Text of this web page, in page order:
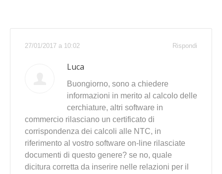
Rispondi
27/01/2017 a 10:02
Luca
Buongiorno, sono a chiedere
informazioni in merito al calcolo delle
cerchiature, altri software in
commercio rilasciano un certificato di
corrispondenza dei calcoli alle NTC, in
riferimento al vostro software on-line rilasciate
documenti di questo genere? se no, quale
dicitura corretta da inserire nelle relazioni per il